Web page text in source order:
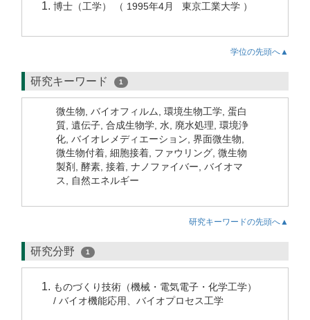
博士（工学） （ 1995年4月 東京工業大学 ）
学位の先頭へ▲
研究キーワード 1
微生物, バイオフィルム, 環境生物工学, 蛋白
質, 遺伝子, 合成生物学, 水, 廃水処理, 環境浄
化, バイオレメディエーション, 界面微生物,
微生物付着, 細胞接着, ファウリング, 微生物
製剤, 酵素, 接着, ナノファイバー, バイオマ
ス, 自然エネルギー
研究キーワードの先頭へ▲
研究分野 1
ものづくり技術（機械・電気電子・化学工学）
/ バイオ機能応用、バイオプロセス工学